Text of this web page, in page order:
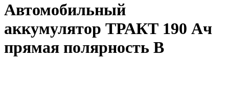
Автомобильный
аккумулятор ТРАКТ 190 Ач
прямая полярность B